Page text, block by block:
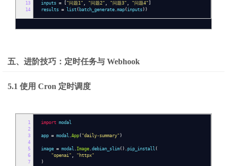
13
14
inputs = [ "问题1" , "问题2" , "问题3" , "问题4" ]
results = list ( batch_generate .map (inputs))
五、进阶技巧：定时任务与 Webhook
5.1 使用 Cron 定时调度
1
2
3
4
5
6
7
import modal
app = modal .App ( "daily-summary" )
image = modal . Image .debian_slim ().pip_install (
"openai" ,
"httpx"
)